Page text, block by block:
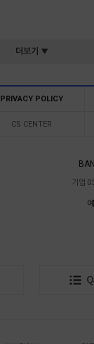
더보기 ▼
PRIVACY POLICY
CS CENTER
기업